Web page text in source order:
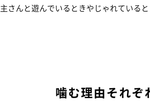
主さんと遊んでいるときやじゃれている
噛む理由それ